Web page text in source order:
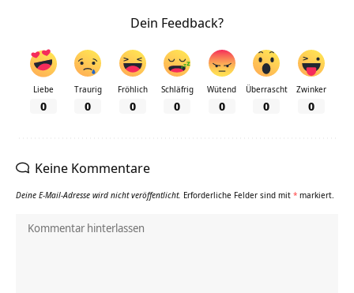
Dein Feedback?
Liebe
0
Traurig
0
Fröhlich
0
Schläfrig
0
Wütend
0
Überrascht
0
Zwinker
0
Keine Kommentare
Deine E-Mail-Adresse wird nicht veröffentlicht. Erforderliche Felder sind mit * markiert.